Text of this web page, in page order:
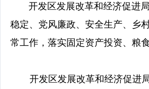
开发区发展改革和经济促进
稳定、党风廉政、安全生产、乡
常工作，落实固定资产投资、粮
开发区发展改革和经济促进